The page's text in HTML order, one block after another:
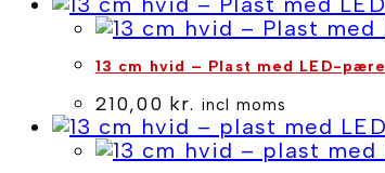
13 cm hvid – Plast med LED-pære
210,00 kr. incl moms